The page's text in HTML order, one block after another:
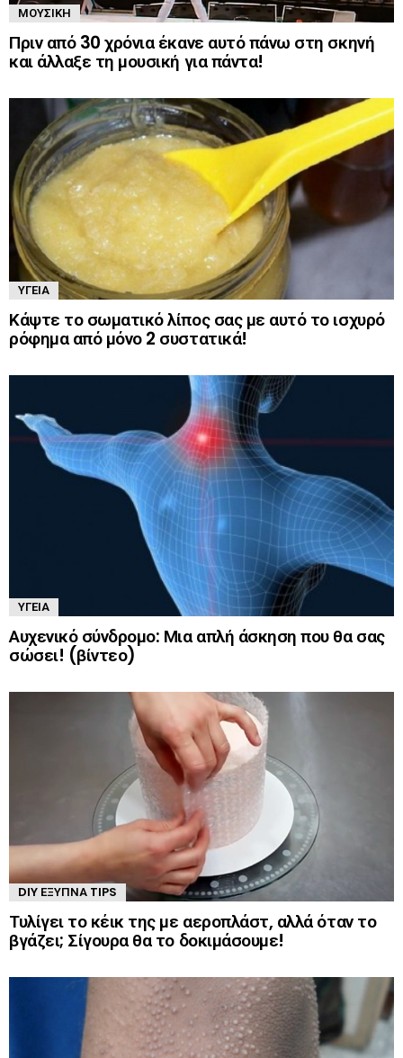
ΜΟΥΣΙΚΉ
Πριν από 30 χρόνια έκανε αυτό πάνω στη σκηνή
και άλλαξε τη μουσική για πάντα!
ΥΓΕΊΑ
Κάψτε το σωματικό λίπος σας με αυτό το ισχυρό
ρόφημα από μόνο 2 συστατικά!
ΥΓΕΊΑ
Αυχενικό σύνδρομο: Μια απλή άσκηση που θα σας
σώσει! (βίντεο)
DIY ΈΞΥΠΝΑ TIPS
Τυλίγει το κέικ της με αεροπλάστ, αλλά όταν το
βγάζει; Σίγουρα θα το δοκιμάσουμε!